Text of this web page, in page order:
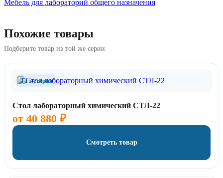
Мебель для лабораторий общего назначения
Похожие товары
Подберите товар из той же серии
Та же серия
Стол лабораторный химический СТЛ-22
от 40 880 ₽
Смотреть товар